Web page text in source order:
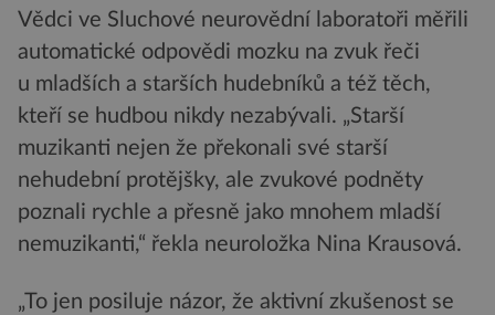
Vědci ve Sluchové neurovědní laboratoři měřili
automatické odpovědi mozku na zvuk řeči
u mladších a starších hudebníků a též těch,
kteří se hudbou nikdy nezabývali. „Starší
muzikanti nejen že překonali své starší
nehudební protějšky, ale zvukové podněty
poznali rychle a přesně jako mnohem mladší
nemuzikanti,“ řekla neuroložka Nina Krausová.
„To jen posiluje názor, že aktivní zkušenost se